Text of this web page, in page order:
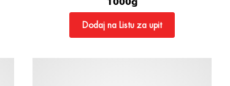
Dodaj na Listu za upit